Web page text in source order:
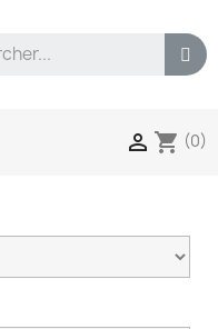
 shopping_cart (0)